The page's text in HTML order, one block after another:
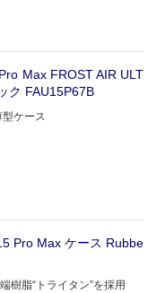
Max FROST AIR ULT
ク FAU15P67B
ケース
Pro Max ケース Rubbe
樹脂“トライタン”を採用